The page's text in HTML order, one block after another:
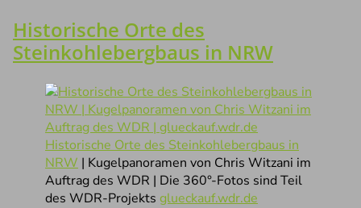
Historische Orte des
Steinkohlebergbaus in NRW
Historische Orte des Steinkohlebergbaus in
NRW | Kugelpanoramen von Chris Witzani im
Auftrag des WDR | Die 360°-Fotos sind Teil
des WDR-Projekts glueckauf.wdr.de